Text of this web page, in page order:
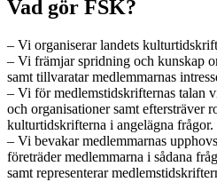
Vad gör FSK?
– Vi organiserar landets
– Vi främjar spridning och kunskap
samt tillvaratar medlemmarnas
– Vi för medlemstidskrifternas talan
och organisationer samt eftersträver
kulturtidskrifterna i angelägna frågor.
– Vi bevakar medlemmarnas
företräder medlemmarna i sådana
samt representerar